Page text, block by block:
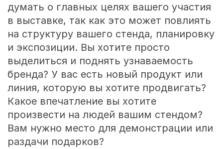
думать о главных целях вашего участия
в выставке, так как это может повлиять
на структуру вашего стенда, планировку
и экспозиции. Вы хотите просто
выделиться и поднять узнаваемость
бренда? У вас есть новый продукт или
линия, которую вы хотите продвигать?
Какое впечатление вы хотите
произвести на людей вашим стендом?
Вам нужно место для демонстрации или
раздачи подарков?